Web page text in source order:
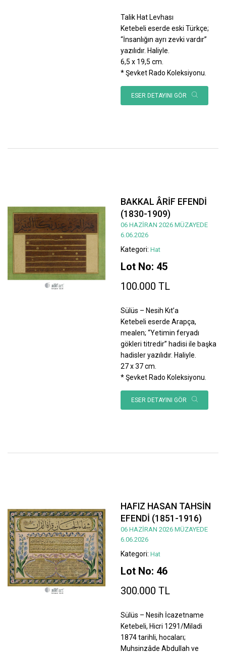
Talik Hat Levhası
Ketebeli eserde eski Türkçe;
“İnsanlığın ayrı zevki vardır”
yazılıdır. Haliyle.
6,5 x 19,5 cm.
* Şevket Rado Koleksiyonu.
ESER DETAYINI GÖR
BAKKAL ÂRİF EFENDİ
(1830-1909)
06 HAZİRAN 2026 MÜZAYEDE
6.06.2026
Kategori: Hat
Lot No: 45
100.000 TL
Sülüs – Nesih Kıt’a
Ketebeli eserde Arapça,
mealen; “Yetimin feryadı
gökleri titredir” hadisi ile başka
hadisler yazılıdır. Haliyle.
27 x 37 cm.
* Şevket Rado Koleksiyonu.
ESER DETAYINI GÖR
HAFIZ HASAN TAHSİN
EFENDİ (1851-1916)
06 HAZİRAN 2026 MÜZAYEDE
6.06.2026
Kategori: Hat
Lot No: 46
300.000 TL
Sülüs – Nesih İcazetname
Ketebeli, Hicri 1291/Miladi
1874 tarihli, hocaları;
Muhsinzâde Abdullah ve